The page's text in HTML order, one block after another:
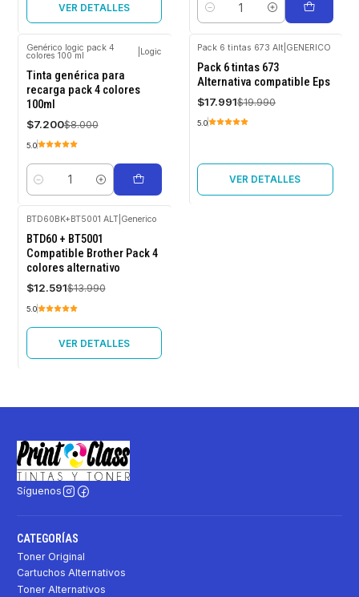
VER DETALLES
Cantidad
OFF
Genérico logic pack 4
colores 100 ml Logic
Tinta genérica para
recarga pack 4 colores
100ml
$7.200$8.000
5.0
Cantidad
-10%
OFF
Pack 6 tintas 673 Alt GENERICO
Pack 6 tintas 673
Alternativa compatible Eps
$17.991$19.990
5.0
VER DETALLES
-10%
OFF
Agotado
BTD60BK+BT5001 ALT| Generico
BTD60 + BT5001
Compatible Brother Pack 4
colores alternativo
$12.591$13.990
5.0
VER DETALLES
Síguenos
CATEGORÍAS
Toner Original
Cartuchos Alternativos
Toner Alternativos